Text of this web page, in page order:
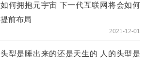
如何拥抱元宇宙 下一代互联网将会如何
提前布局
2021-12-01
头型是睡出来的还是天生的 人的头型是